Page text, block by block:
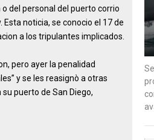
del personal del puerto corrio
noticia, se conocio el 17 de
a los tripulantes implicados.
pero ayer la penalidad
y se les reasignò a otras
puerto de San Diego,